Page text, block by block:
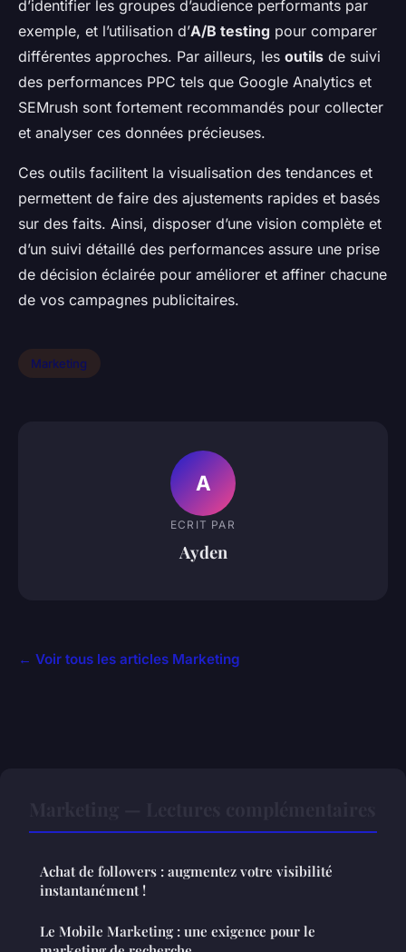
d’identifier les groupes d’audience performants par
exemple, et l’utilisation d’A/B testing pour comparer
différentes approches. Par ailleurs, les outils de suivi
des performances PPC tels que Google Analytics et
SEMrush sont fortement recommandés pour collecter
et analyser ces données précieuses.
Ces outils facilitent la visualisation des tendances et
permettent de faire des ajustements rapides et basés
sur des faits. Ainsi, disposer d’une vision complète et
d’un suivi détaillé des performances assure une prise
de décision éclairée pour améliorer et affiner chacune
de vos campagnes publicitaires.
Marketing
A
ECRIT PAR
Ayden
← Voir tous les articles Marketing
Achat de followers : augmentez votre visibilité
instantanément !
Le Mobile Marketing : une exigence pour le